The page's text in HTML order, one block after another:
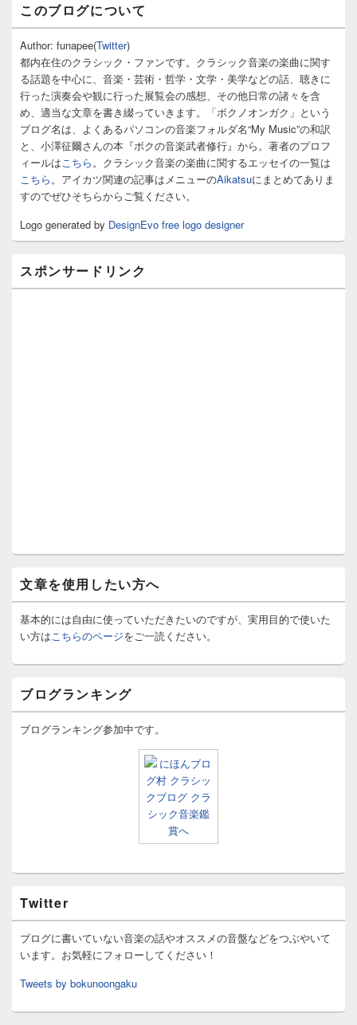
ン
サ
イ
バ
ー
ウ
ィ
ト
ア
このブログについて
Author: funapee(Twitter)
都内在住のクラシック・ファンです。クラシック音楽の楽曲に関す
る話題を中心に、音楽・芸術・哲学・文学・美学などの話、聴きに
行った演奏会や観に行った展覧会の感想、その他日常の諸々を含
め、適当な文章を書き綴っていきます。「ボクノオンガク」という
ブログ名は、よくあるパソコンの音楽フォルダ名“My Music”の和訳
と、小澤征爾さんの本『ボクの音楽武者修行』から。著者のプロフ
ィールはこちら。クラシック音楽の楽曲に関するエッセイの一覧は
こちら。アイカツ関連の記事はメニューのAikatsuにまとめてありま
すのでぜひそちらからご覧ください。
Logo generated by DesignEvo free logo designer
スポンサードリンク
文章を使用したい方へ
基本的には自由に使っていただきたいのですが、実用目的で使いた
い方はこちらのページをご一読ください。
ブログランキング
ブログランキング参加中です。
Twitter
ブログに書いていない音楽の話やオススメの音盤などをつぶやいて
います。お気軽にフォローしてください！
Tweets by bokunoongaku